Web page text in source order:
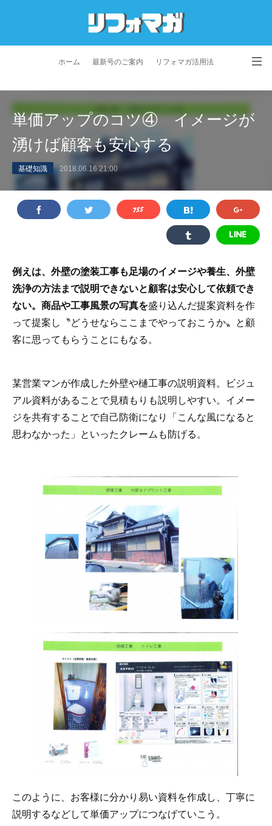
ホーム 最新号のご案内 リフォマガ活用法
プライバシーポリシー 利用規約 会社概要
単価アップのコツ④ イメージが
湧けば顧客も安心する
基礎知識 2018.06.16 21:00
例えは、外壁の塗装工事も足場のイメージや養生、外壁
洗浄の方法まで説明できないと顧客は安心して依頼でき
ない。商品や工事風景の写真を盛り込んだ提案資料を作
って提案し〝どうせならここまでやっておこうか〟と顧
客に思ってもらうことにもなる。
某営業マンが作成した外壁や樋工事の説明資料。ビジュ
アル資料があることで見積もりも説明しやすい。イメー
ジを共有することで自己防衛になり「こんな風になると
思わなかった」といったクレームも防げる。
このように、お客様に分かり易い資料を作成し、丁寧に
説明するなどして単価アップにつなげていこう。